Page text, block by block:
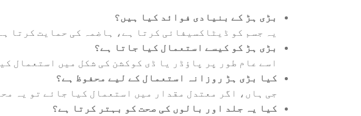
بڑی ہڑ کے بنیادی فوائد کیا ہیں؟
یہ جسم کو ڈیٹاکسیفائی کرتا ہے، ہاضمہ کی حمایت کرتا
بڑی ہڑ کو کیسے استعمال کیا جاتا ہے؟
اسے عام طور پر پاؤڈر یا ڈی کوکشن کی شکل میں استعمال
کیا بڑی ہڑ روزانہ استعمال کے لیے محفوظ ہے؟
جی ہاں، اگر معتدل مقدار میں استعمال کیا جائے تو یہ
کیا یہ جلد اور بالوں کی صحت کو بہتر کرتا ہے؟